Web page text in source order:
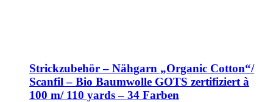
Strickzubehör – Nähgarn „Organic Cotton“/
Scanfil – Bio Baumwolle GOTS zertifiziert à
100 m/ 110 yards – 34 Farben